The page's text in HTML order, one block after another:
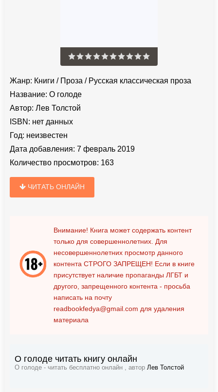
Жанр: Книги / Проза / Русская классическая проза
Название: О голоде
Автор: Лев Толстой
ISBN: нет данных
Год: неизвестен
Дата добавления: 7 февраль 2019
Количество просмотров: 163
ЧИТАТЬ ОНЛАЙН
Внимание! Книга может содержать контент
только для совершеннолетних. Для
несовершеннолетних просмотр данного
контента СТРОГО ЗАПРЕЩЕН! Если в книге
присутствует наличие пропаганды ЛГБТ и
другого, запрещенного контента - просьба
написать на почту
readbookfedya@gmail.com для удаления
материала
О голоде читать книгу онлайн
О голоде - читать бесплатно онлайн , автор Лев Толстой